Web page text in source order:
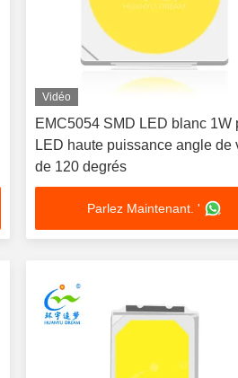
Vidéo
EMC5054 SMD LED blanc 1W
LED haute puissance angle de
de 120 degrés
Parlez Maintenant. '